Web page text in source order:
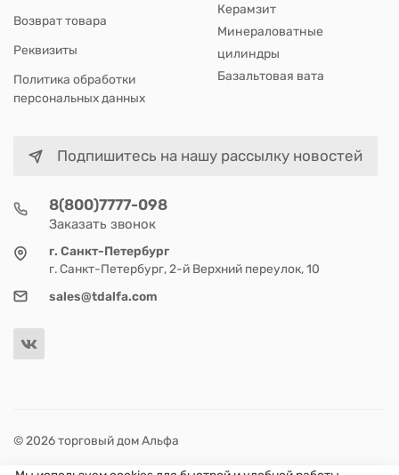
Возврат товара
Реквизиты
Политика обработки
персональных данных
Керамзит
Минераловатные
цилиндры
Базальтовая вата
Подпишитесь на нашу рассылку новостей
8(800)7777-098
Заказать звонок
г. Санкт-Петербург
г. Санкт-Петербург, 2-й Верхний переулок, 10
sales@tdalfa.com
© 2026 торговый дом Альфа